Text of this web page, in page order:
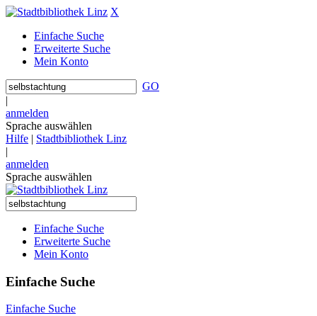
X
Einfache Suche
Erweiterte Suche
Mein Konto
GO
|
anmelden
Sprache auswählen
Hilfe | Stadtbibliothek Linz
|
anmelden
Sprache auswählen
Einfache Suche
Erweiterte Suche
Mein Konto
Einfache Suche
Einfache Suche